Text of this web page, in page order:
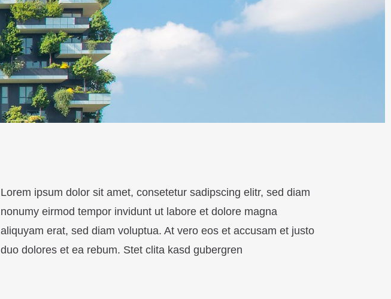
Lorem ipsum dolor sit amet, consetetur sadipscing elitr, sed diam
nonumy eirmod tempor invidunt ut labore et dolore magna
aliquyam erat, sed diam voluptua. At vero eos et accusam et justo
duo dolores et ea rebum. Stet clita kasd gubergren